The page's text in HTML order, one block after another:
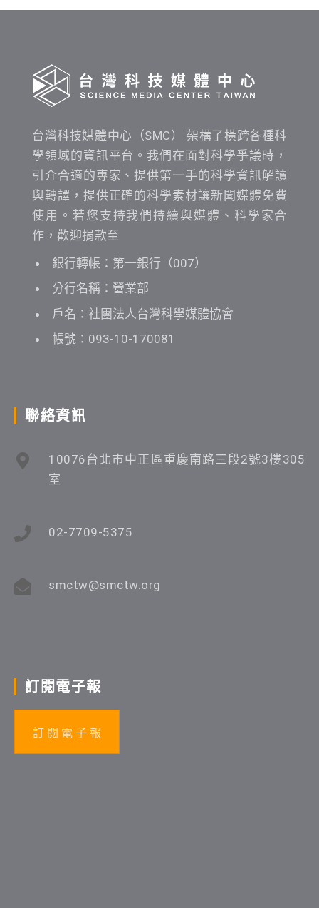
台灣科技媒體中心（SMC） 架構了橫跨各種科
學領域的資訊平台。我們在面對科學爭議時，
引介合適的專家、提供第一手的科學資訊解讀
與轉譯，提供正確的科學素材讓新聞媒體免費
使用。若您支持我們持續與媒體、科學家合
作，歡迎捐款至
銀行轉帳：第一銀行（007）
分行名稱：營業部
戶名：社團法人台灣科學媒體協會
帳號：093-10-170081
聯絡資訊
10076台北市中正區重慶南路三段2號3樓305
室
02-7709-5375
smctw@smctw.org
訂閱電子報
訂 閱 電 子 報